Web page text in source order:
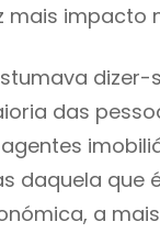
mais impacto
dizer-
das
daquela que
a